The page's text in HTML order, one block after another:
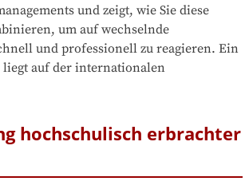
und zeigt, wie Sie diese
um auf wechselnde
und professionell zu reagieren. Ein
liegt auf der internationalen
hochschulisch erbrachter